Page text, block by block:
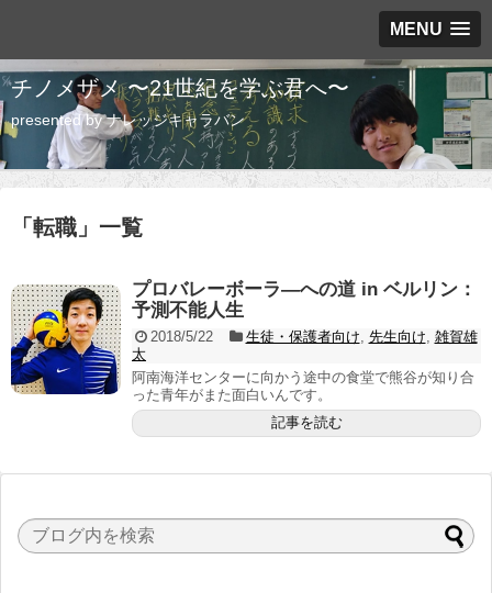
MENU
チノメザメ 〜21世紀を学ぶ君へ〜
presented by ナレッジキャラバン
「 転職 」 一覧
プロバレーボーラ―への道 in ベルリン：
予測不能人生
2018/5/22 生徒・保護者向け 先生向け 雑賀雄
太
阿南海洋センターに向かう途中の食堂で熊谷が知り合
った青年がまた面白いんです。
記事を読む